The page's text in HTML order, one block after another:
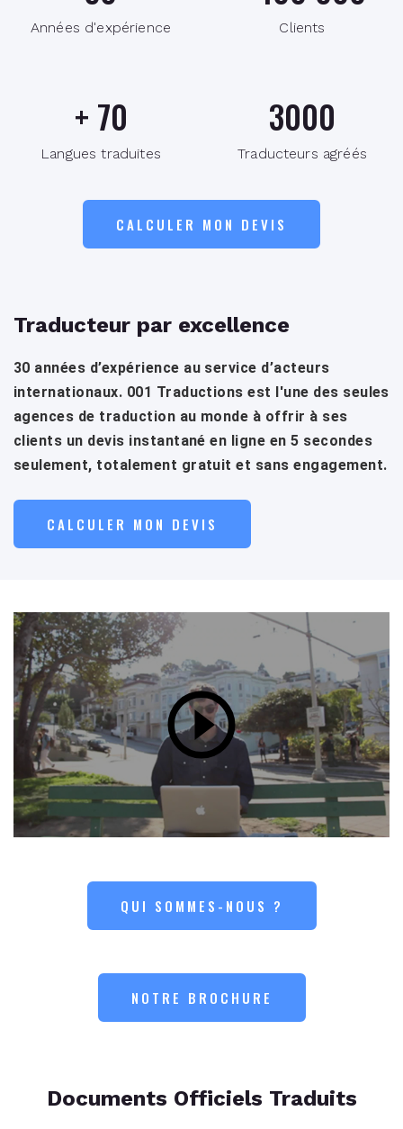
Années d'expérience Clients
+ 70
Langues traduites
3000
Traducteurs agréés
CALCULER MON DEVIS
Traducteur par excellence
30 années d’expérience au service d’acteurs
internationaux. 001 Traductions est l'une des seules
agences de traduction au monde à offrir à ses
clients un devis instantané en ligne en 5 secondes
seulement, totalement gratuit et sans engagement.
CALCULER MON DEVIS
QUI SOMMES-NOUS ?
NOTRE BROCHURE
Documents Officiels Traduits